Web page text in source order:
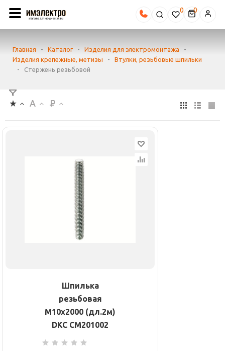
0
Главная - Каталог - Изделия для электромонтажа
-
Изделия крепежные, метизы
-
Втулки, резьбовые шпильки
-
Стержень резьбовой
Шпилька
резьбовая
М10х2000 (дл.2м)
DKC CM201002